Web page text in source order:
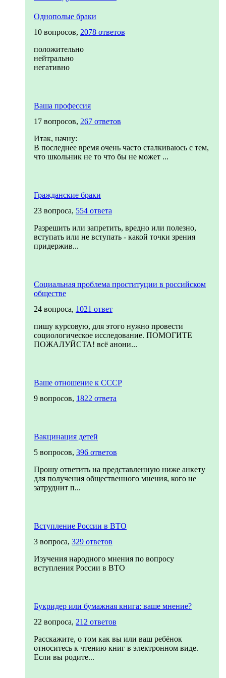
Однополые браки
10 вопросов, 2078 ответов
положительно
нейтрально
негативно
Ваша профессия
17 вопросов, 267 ответов
Итак, начну:
В последнее время очень часто сталкиваюсь с тем,
что школьник не то что бы не может ...
Гражданские браки
23 вопроса, 554 ответа
Разрешить или запретить, вредно или полезно,
вступать или не вступать - какой точки зрения
придержив...
Социальная проблема проституции в российском
обществе
24 вопроса, 1021 ответ
пишу курсовую, для этого нужно провести
социологическое исследование. ПОМОГИТЕ
ПОЖАЛУЙСТА! всё анони...
Ваше отношение к СССР
9 вопросов, 1822 ответа
Вакцинация детей
5 вопросов, 396 ответов
Прошу ответить на представленную ниже анкету
для получения общественного мнения, кого не
затруднит п...
Вступление России в ВТО
3 вопроса, 329 ответов
Изучения народного мнения по вопросу
вступления России в ВТО
Букридер или бумажная книга: ваше мнение?
22 вопроса, 212 ответов
Расскажите, о том как вы или ваш ребёнок
относитесь к чтению книг в электронном виде.
Если вы родите...